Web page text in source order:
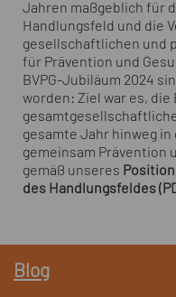
Jahren maßgeblich für
Handlungsfeld und die
gesellschaftlichen und
für Prävention und
BVPG-Jubiläum 2024
worden: Ziel war es, die
gesamte Jahr hinweg
gemeinsam Prävention
gemäß unseres
des Handlungsfeldes
Blog